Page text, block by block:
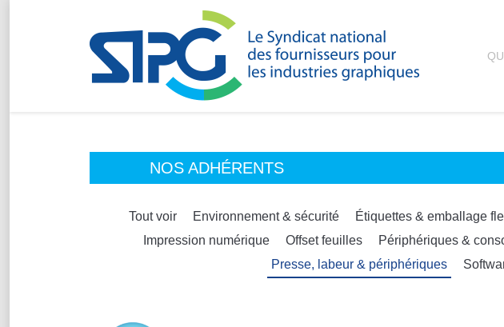
NOS ADHÉRENTS
Tout voir Environnement & sécurité Étiquettes & emballage
Impression numérique
Offset feuilles Périphériques &
Presse, labeur & périphériques